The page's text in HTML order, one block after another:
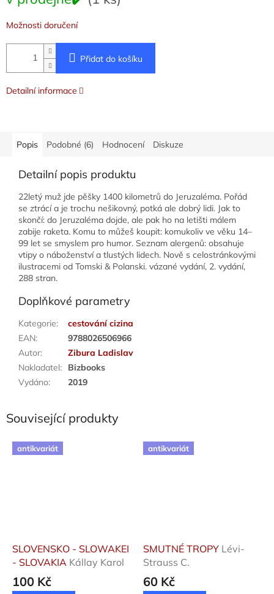
Možnosti doručení
Přidat do košíku
Detailní informace
Popis Podobné (6) Hodnocení Diskuze
Detailní popis produktu
22letý muž jde pěšky 1400 kilometrů do Jeruzaléma. Pořád
se ztrácí a je trochu nešikovný, potká ale dobrý lidi. Jak to
skončí: do Jeruzaléma dojde, ale pak ho na letišti málem
zabije raketa. Komu to můžeš koupit: komukoliv ve věku 14–
99 let se smyslem pro humor. Seznam alergenů: obsahuje
vtipy o náboženství a tlustých lidech. Nově s celostránkovými
ilustracemi od Tomski & Polanski. vázané vydání, 2. vydání,
288 stran.
Doplňkové parametry
Kategorie:
cestování cizina
EAN:
9788026506966
Autor:
Zibura Ladislav
Nakladatel:
Bizbooks
Vydáno: 2019
Související produkty
antikvariát
SLOVENSKO - SLOWAKEI
- SLOVAKIA Kállay Karol
100 Kč
antikvariát
SMUTNÉ TROPY Lévi-
Strauss C.
60 Kč